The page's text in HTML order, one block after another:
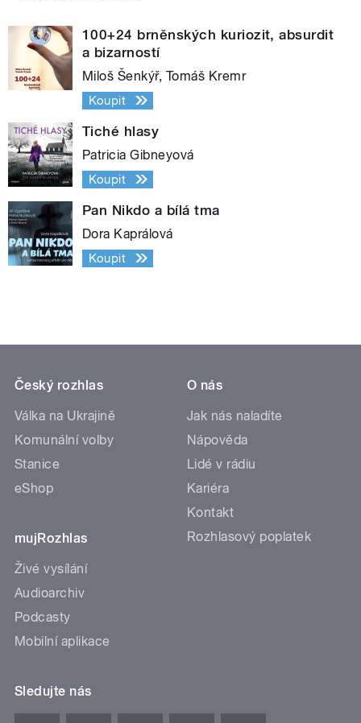
100+24 brněnských kuriozit, absurdit
a bizarností
Miloš Šenkýř, Tomáš Kremr
Koupit
Tiché hlasy
Patricia Gibneyová
Koupit
Pan Nikdo a bílá tma
Dora Kaprálová
Koupit
Český rozhlas
Válka na Ukrajině
Komunální volby
Stanice
eShop
mujRozhlas
Živé vysílání
Audioarchiv
Podcasty
Mobilní aplikace
O nás
Jak nás naladíte
Nápověda
Lidé v rádiu
Kariéra
Kontakt
Rozhlasový poplatek
Sledujte nás